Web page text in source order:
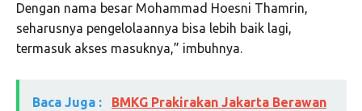
Dengan nama besar Mohammad Hoesni Thamrin,
seharusnya pengelolaannya bisa lebih baik lagi,
termasuk akses masuknya,” imbuhnya.
Baca Juga :
BMKG Prakirakan Jakarta Berawan